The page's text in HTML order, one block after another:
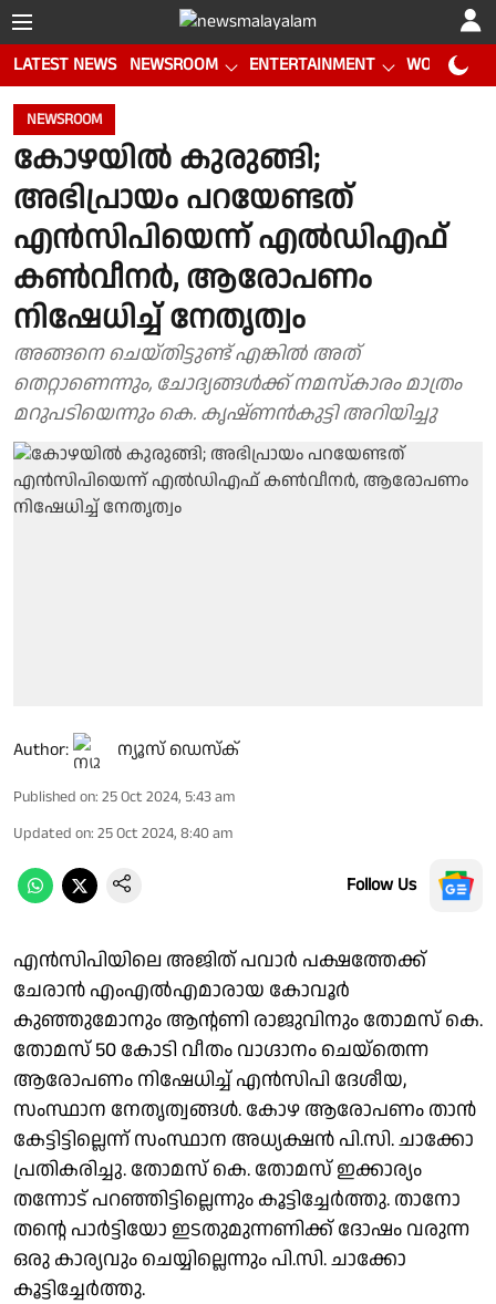
LATEST NEWS NEWSROOM ENTERTAINMENT WORLD CUP
NEWSROOM
കോഴയിൽ കുരുങ്ങി;
അഭിപ്രായം പറയേണ്ടത്
എൻസിപിയെന്ന് എൽഡിഎഫ്
കൺവീനർ, ആരോപണം
നിഷേധിച്ച് നേതൃത്വം
അങ്ങനെ ചെയ്തിട്ടുണ്ട് എങ്കിൽ അത്
തെറ്റാണെന്നും, ചോദ്യങ്ങൾക്ക് നമസ്കാരം മാത്രം
മറുപടിയെന്നും കെ. കൃഷ്ണൻകുട്ടി അറിയിച്ചു
Author: ന്യൂസ് ഡെസ്ക്
Published on: 25 Oct 2024, 5:43 am
Updated on: 25 Oct 2024, 8:40 am
Follow Us
എൻസിപിയിലെ അജിത് പവാർ പക്ഷത്തേക്ക്
ചേരാൻ എംഎൽഎമാരായ കോവൂർ
കുഞ്ഞുമോനും ആൻ്റണി രാജുവിനും തോമസ് കെ.
തോമസ് 50 കോടി വീതം വാഗ്ദാനം ചെയ്തെന്ന
ആരോപണം നിഷേധിച്ച് എൻസിപി ദേശീയ,
സംസ്ഥാന നേതൃത്വങ്ങൾ. കോഴ ആരോപണം താൻ
കേട്ടിട്ടില്ലെന്ന് സംസ്ഥാന അധ്യക്ഷൻ പി.സി. ചാക്കോ
പ്രതികരിച്ചു. തോമസ് കെ. തോമസ് ഇക്കാര്യം
തന്നോട് പറഞ്ഞിട്ടില്ലെന്നും കൂട്ടിച്ചേ‍ർത്തു. താനോ
തൻ്റെ പാർട്ടിയോ ഇടതുമുന്നണിക്ക് ദോഷം വരുന്ന
ഒരു കാര്യവും ചെയ്യില്ലെന്നും പി.സി. ചാക്കോ
കൂട്ടിച്ചേ‍ർത്തു.